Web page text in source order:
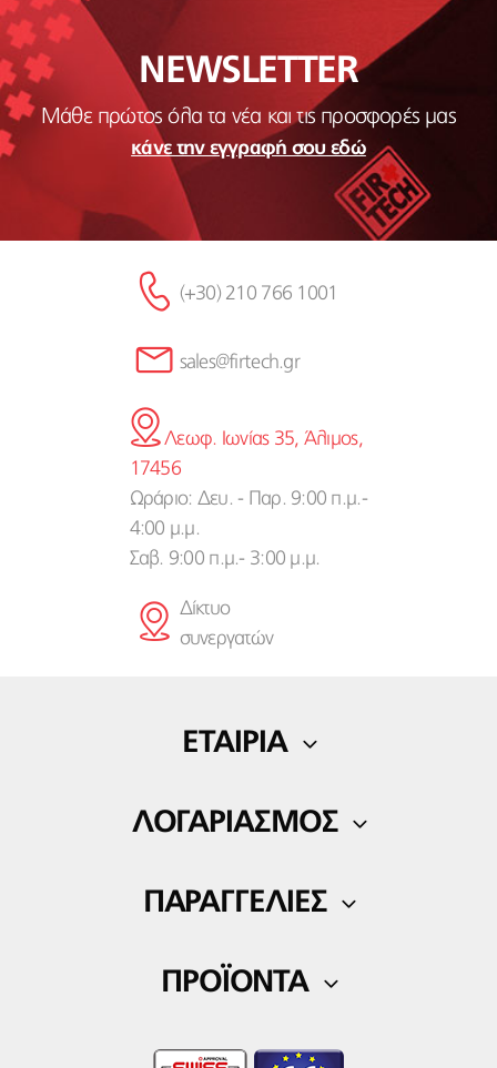
NEWSLETTER
Μάθε πρώτος όλα τα νέα και τις προσφορές μας
κάνε την εγγραφή σου εδώ
(+30) 210 766 1001
sales@firtech.gr
Λεωφ. Ιωνίας 35, Άλιμος,
17456
Ωράριο: Δευ. - Παρ. 9:00 π.μ.-
4:00 μ.μ.
Σαβ. 9:00 π.μ.- 3:00 μ.μ.
Δίκτυο
συνεργατών
ΕΤΑΙΡΙΑ
ΛΟΓΑΡΙΑΣΜΟΣ
ΠΑΡΑΓΓΕΛΙΕΣ
Τρόποι πληρωμής
ΠΡΟΪΟΝΤΑ